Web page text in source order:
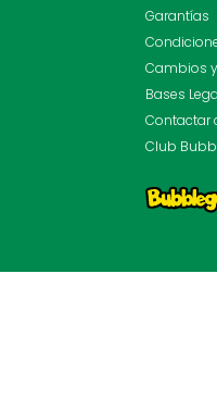
Garantías
Cambios
Bases
Contactar
Club